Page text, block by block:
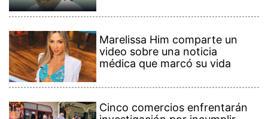
Marelissa Him comparte un
video sobre una noticia
médica que marcó su vida
Cinco comercios enfrentarán